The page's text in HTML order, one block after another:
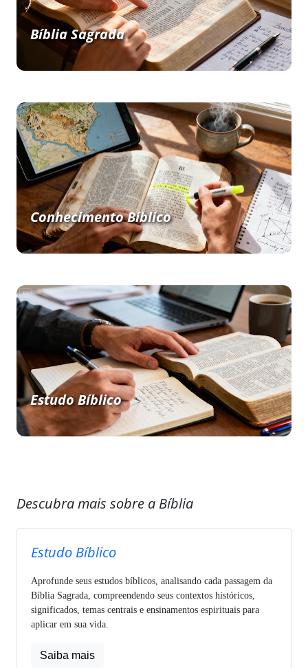
Bíblia Sagrada
Conhecimento Bíblico
Estudo Bíblico
Descubra mais sobre a Bíblia
Estudo Bíblico
Aprofunde seus estudos bíblicos, analisando cada passagem da
Bíblia Sagrada, compreendendo seus contextos históricos,
significados, temas centrais e ensinamentos espirituais para
aplicar em sua vida.
Saiba mais